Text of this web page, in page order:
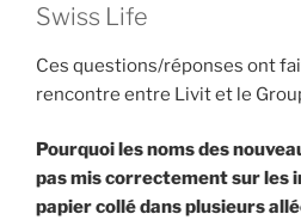
Swiss Life
Ces questions/réponses ont
rencontre entre Livit et le
Pourquoi les noms des
pas mis correctement sur les
papier collé dans plusieurs